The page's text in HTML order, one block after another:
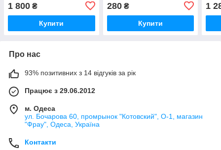
1 800 ₴
Купити
280₴
Купити
1
Про нас
93% позитивних з 14 відгуків за рік
Працює з 29.06.2012
м. Одеса
ул. Бочарова 60, промрынок "Котовский", О-1, магазин
"Фрау", Одеса, Україна
Контакти